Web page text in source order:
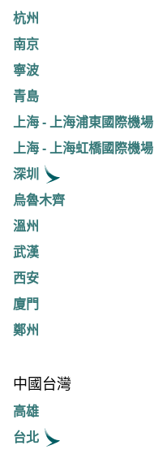
杭州
南京
寧波
青島
上海 - 上海浦東國際機場
上海 - 上海虹橋國際機場
深圳
烏魯木齊
溫州
武漢
西安
廈門
鄭州
中國台灣
高雄
台北